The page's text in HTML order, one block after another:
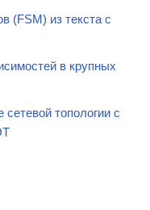
(FSM) из текста с
в крупных
топологии с